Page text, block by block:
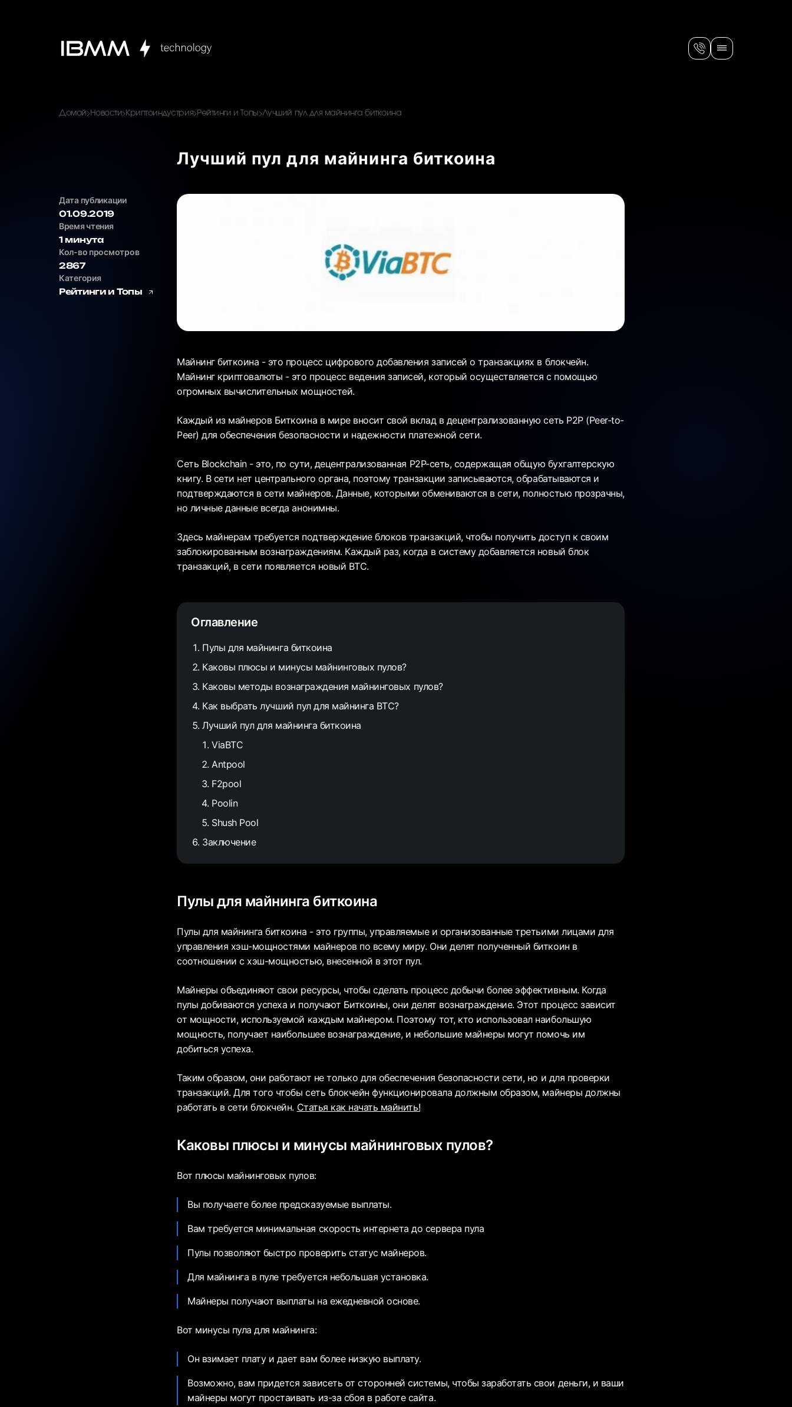
Домой Новости Криптоиндустрия Рейтинги и Топы Лучший пул для майнинга биткоина
Лучший пул для майнинга биткоина
Дата публикации
01.09.2019
Время чтения
1 минута
Кол-во просмотров
2867
Категория
Рейтинги и Топы
Майнинг биткоина - это процесс цифрового добавления записей о транзакциях в блокчейн.
Майнинг криптовалюты - это процесс ведения записей, который осуществляется с помощью
огромных вычислительных мощностей.
Каждый из майнеров Биткоина в мире вносит свой вклад в децентрализованную сеть P2P (Peer-to-
Peer) для обеспечения безопасности и надежности платежной сети.
Сеть Blockchain - это, по сути, децентрализованная P2P-сеть, содержащая общую бухгалтерскую
книгу. В сети нет центрального органа, поэтому транзакции записываются, обрабатываются и
подтверждаются в сети майнеров. Данные, которыми обмениваются в сети, полностью прозрачны,
но личные данные всегда анонимны.
Здесь майнерам требуется подтверждение блоков транзакций, чтобы получить доступ к своим
заблокированным вознаграждениям. Каждый раз, когда в систему добавляется новый блок
транзакций, в сети появляется новый BTC.
Оглавление
Пулы для майнинга биткоина
Каковы плюсы и минусы майнинговых пулов?
Каковы методы вознаграждения майнинговых пулов?
Как выбрать лучший пул для майнинга BTC?
Лучший пул для майнинга биткоина
ViaBTC
Antpool
F2pool
Poolin
Shush Pool
Заключение
Пулы для майнинга биткоина
Пулы для майнинга биткоина - это группы, управляемые и организованные третьими лицами для
управления хэш-мощностями майнеров по всему миру. Они делят полученный биткоин в
соотношении с хэш-мощностью, внесенной в этот пул.
Майнеры объединяют свои ресурсы, чтобы сделать процесс добычи более эффективным. Когда
пулы добиваются успеха и получают Биткоины, они делят вознаграждение. Этот процесс зависит
от мощности, используемой каждым майнером. Поэтому тот, кто использовал наибольшую
мощность, получает наибольшее вознаграждение, и небольшие майнеры могут помочь им
добиться успеха.
Таким образом, они работают не только для обеспечения безопасности сети, но и для проверки
транзакций. Для того чтобы сеть блокчейн функционировала должным образом, майнеры должны
работать в сети блокчейн. Статья как начать майнить!
Каковы плюсы и минусы майнинговых пулов?
Вот плюсы майнинговых пулов:
Вы получаете более предсказуемые выплаты.
Вам требуется минимальная скорость интернета до сервера пула
Пулы позволяют быстро проверить статус майнеров.
Для майнинга в пуле требуется небольшая установка.
Майнеры получают выплаты на ежедневной основе.
Вот минусы пула для майнинга:
Он взимает плату и дает вам более низкую выплату.
Возможно, вам придется зависеть от сторонней системы, чтобы заработать свои деньги, и ваши
майнеры могут простаивать из-за сбоя в работе сайта.